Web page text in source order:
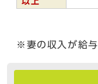
※妻の収入が給